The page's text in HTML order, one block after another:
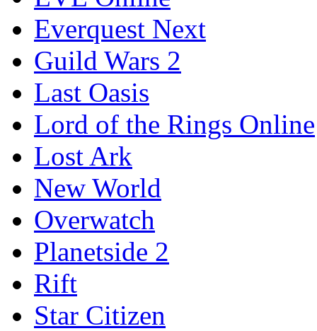
Everquest Next
Guild Wars 2
Last Oasis
Lord of the Rings Online
Lost Ark
New World
Overwatch
Planetside 2
Rift
Star Citizen